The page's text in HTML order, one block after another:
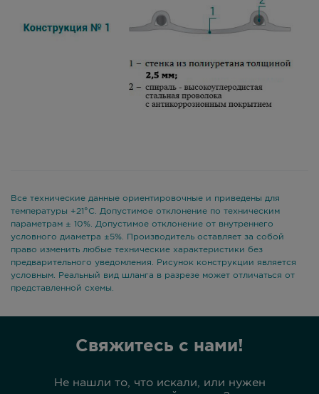
Все технические данные ориентировочные и приведены для
температуры +21°С. Допустимое отклонение по техническим
параметрам ± 10%. Допустимое отклонение от внутреннего
условного диаметра ±5%. Производитель оставляет за собой
право изменить любые технические характеристики без
предварительного уведомления. Рисунок конструкции является
условным. Реальный вид шланга в разрезе может отличаться от
представленной схемы.
Свяжитесь с нами!
Не нашли то, что искали, или нужен